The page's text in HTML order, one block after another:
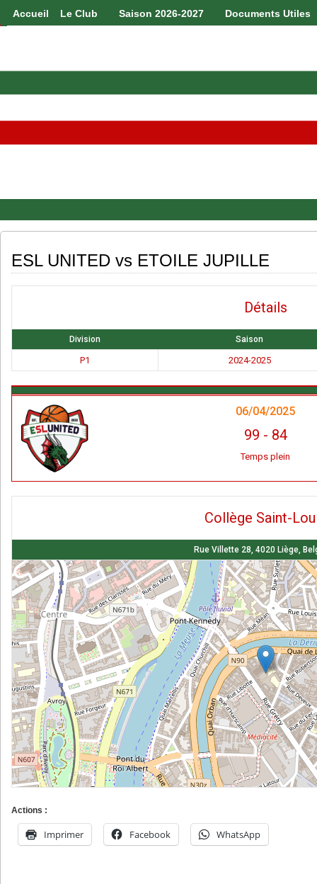
Accueil Le Club Saison 2026-2027 Documents Utiles
ESL UNITED vs ETOILE JUPILLE
Détails
Division Saison
P1 2024-2025
06/04/2025
99 - 84
Temps plein
Collège Saint-
Rue Villette 28, 4020 Liège,
Actions :
Imprimer Facebook WhatsApp